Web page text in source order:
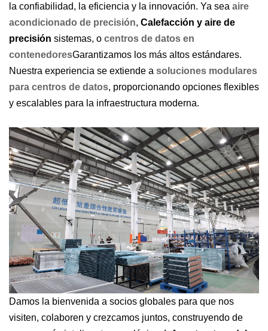
la confiabilidad, la eficiencia y la innovación. Ya sea aire
acondicionado de precisión, Calefacción y aire de
precisión sistemas, o centros de datos en
contenedoresGarantizamos los más altos estándares.
Nuestra experiencia se extiende a soluciones modulares
para centros de datos, proporcionando opciones flexibles
y escalables para la infraestructura moderna.
Damos la bienvenida a socios globales para que nos
visiten, colaboren y crezcamos juntos, construyendo de